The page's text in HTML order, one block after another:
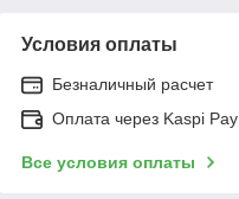
Условия оплаты
Безналичный расчет
Оплата через Kaspi Pay
Все условия оплаты